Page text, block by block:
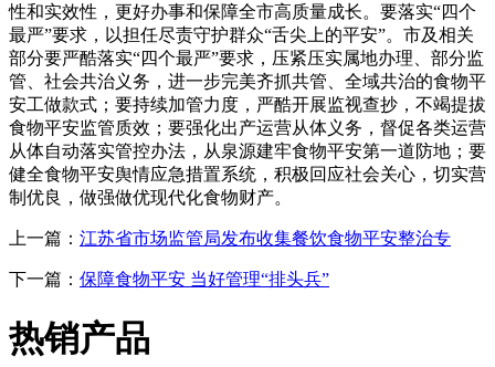
性和实效性，更好办事和保障全市高质量成长。要落实“四个
最严”要求，以担任尽责守护群众“舌尖上的平安”。市及相关
部分要严酷落实“四个最严”要求，压紧压实属地办理、部分监
管、社会共治义务，进一步完美齐抓共管、全域共治的食物平
安工做款式；要持续加管力度，严酷开展监视查抄，不竭提拔
食物平安监管质效；要强化出产运营从体义务，督促各类运营
从体自动落实管控办法，从泉源建牢食物平安第一道防地；要
健全食物平安舆情应急措置系统，积极回应社会关心，切实营
制优良，做强做优现代化食物财产。
上一篇： 江苏省市场监管局发布收集餐饮食物平安整治专
下一篇： 保障食物平安 当好管理“排头兵”
热销产品